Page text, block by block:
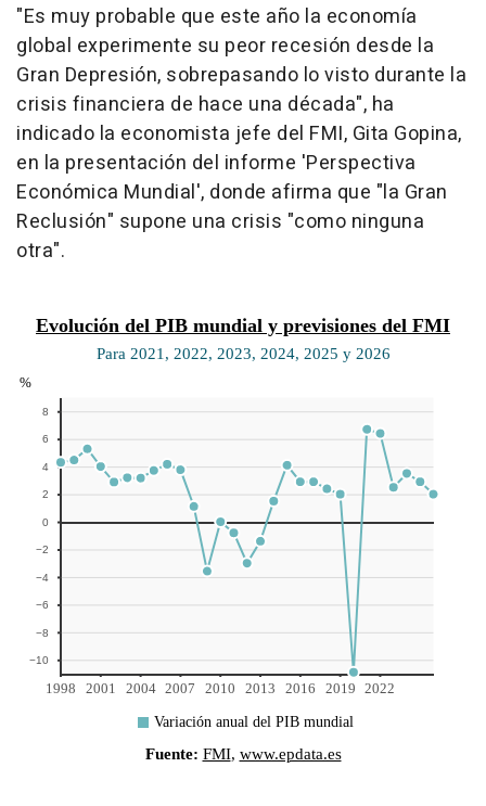
"Es muy probable que este año la economía
global experimente su peor recesión desde la
Gran Depresión, sobrepasando lo visto durante la
crisis financiera de hace una década", ha
indicado la economista jefe del FMI, Gita Gopina,
en la presentación del informe 'Perspectiva
Económica Mundial', donde afirma que "la Gran
Reclusión" supone una crisis "como ninguna
otra".